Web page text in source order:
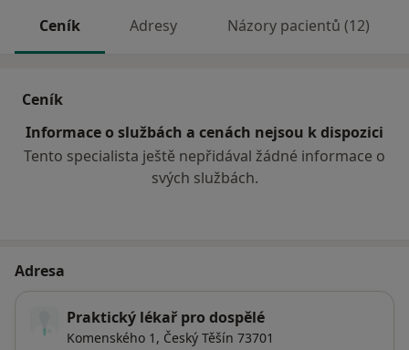
Ceník Adresy Názory pacientů (12)
Ceník
Informace o službách a cenách nejsou k dispozici
Tento specialista ještě nepřidával žádné informace o
svých službách.
Adresa
Praktický lékař pro dospělé
Komenského 1, Český Těšín 73701